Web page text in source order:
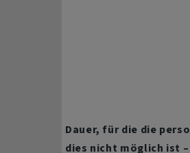
Dauer, für die die
dies nicht möglich ist